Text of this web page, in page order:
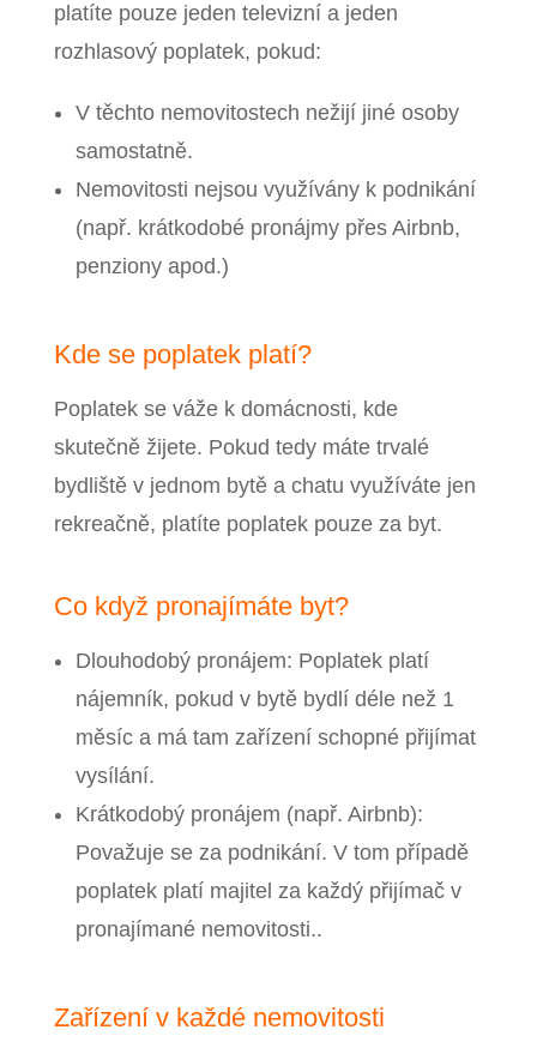
platíte pouze jeden televizní a jeden
rozhlasový poplatek, pokud:
V těchto nemovitostech nežijí jiné osoby
samostatně.
Nemovitosti nejsou využívány k podnikání
(např. krátkodobé pronájmy přes Airbnb,
penziony apod.)
Kde se poplatek platí?
Poplatek se váže k domácnosti, kde
skutečně žijete. Pokud tedy máte trvalé
bydliště v jednom bytě a chatu využíváte jen
rekreačně, platíte poplatek pouze za byt.
Co když pronajímáte byt?
Dlouhodobý pronájem: Poplatek platí
nájemník, pokud v bytě bydlí déle než 1
měsíc a má tam zařízení schopné přijímat
vysílání.
Krátkodobý pronájem (např. Airbnb):
Považuje se za podnikání. V tom případě
poplatek platí majitel za každý přijímač v
pronajímané nemovitosti..
Zařízení v každé nemovitosti